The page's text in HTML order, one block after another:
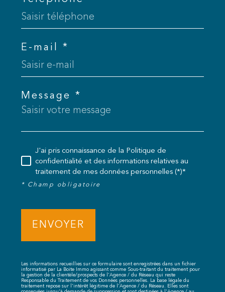
E-mail *
Message *
J'ai pris connaissance de la Politique de
confidentialité et des informations relatives au
traitement de mes données personnelles (*)*
* Champ obligatoire
ENVOYER
Les informations recueillies sur ce formulaire sont enregistrées dans un fichier
informatisé par La Boite Immo agissant comme Sous-traitant du traitement pour
la gestion de la clientèle/prospects de l'Agence / du Réseau qui reste
Responsable du Traitement de vos Données personnelles. La base légale du
traitement repose sur l'intérêt légitime de l'Agence / du Réseau. Elles sont